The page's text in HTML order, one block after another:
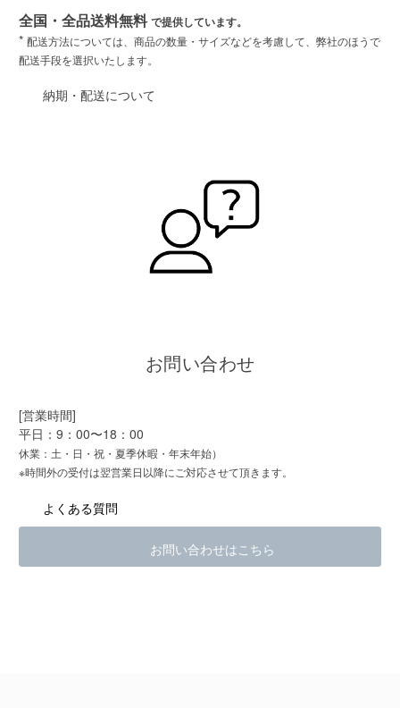
全国・全品送料無料 で提供しています。
* 配送方法については、商品の数量・サイズなどを考慮して、弊社のほうで
配送手段を選択いたします。
納期・配送について
お問い合わせ
[営業時間]
平日：9：00〜18：00
休業：土・日・祝・夏季休暇・年末年始）
※時間外の受付は翌営業日以降にご対応させて頂きます。
よくある質問
お問い合わせはこちら